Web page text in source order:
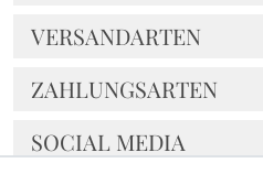
VERSANDARTEN
ZAHLUNGSARTEN
SOCIAL MEDIA